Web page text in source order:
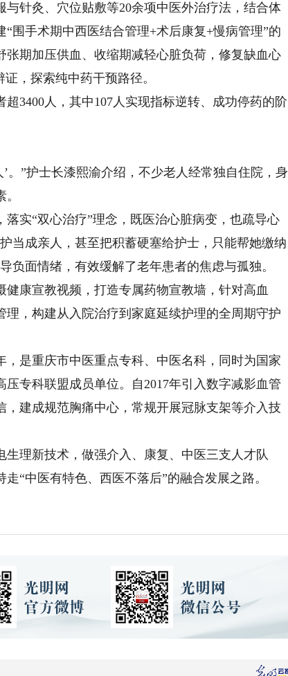
针灸、穴位贴敷等20余项中医外治疗法，结合体
围手术期中西医结合管理+术后康复+慢病管理”的
期加压供血、收缩期减轻心脏负荷，修复缺血心
，探索纯中药干预路径。
3400人，其中107人实现指标逆转、成功停药的阶
”护士长漆熙渝介绍，不少老人经常独自住院，身
实“双心治疗”理念，既医治心脏病变，也疏导心
当成亲人，甚至把积蓄硬塞给护士，只能帮她缴纳
负面情绪，有效缓解了老年患者的焦虑与孤独。
康宣教视频，打造专属药物宣教墙，针对高血
，构建从入院治疗到家庭延续护理的全周期守护
是重庆市中医重点专科、中医名科，同时为国家
专科联盟成员单位。自2017年引入数字减影血管
建成规范胸痛中心，常规开展冠脉支架等介入技
理新技术，做强介入、康复、中医三支人才队
“中医有特色、西医不落后”的融合发展之路。